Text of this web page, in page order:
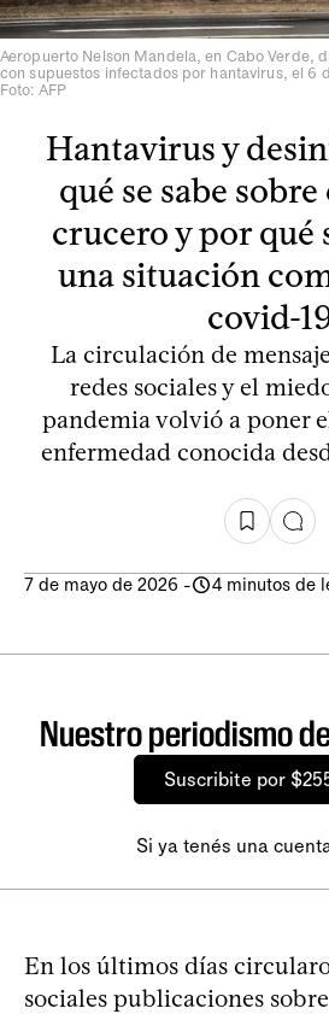
Aeropuerto Nelson Mandela, en Cabo Verde,
con supuestos infectados por hantavirus, el 6
Foto: AFP
Hantavirus y
qué se sabe
crucero y por qué
una situación
covid-
La circulación de
redes sociales y el
pandemia volvió a poner
enfermedad conocida
7 de mayo de 2026 - 4 minutos de
Nuestro periodismo
Suscribite por
Si ya tenés una
En los últimos días
sociales publicaciones